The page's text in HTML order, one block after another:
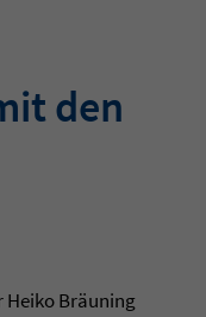
den
Heiko Bräuning